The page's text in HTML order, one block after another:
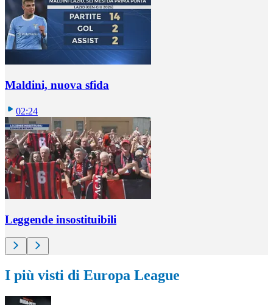
Maldini, nuova sfida
02:24
Leggende insostituibili
I più visti di Europa League